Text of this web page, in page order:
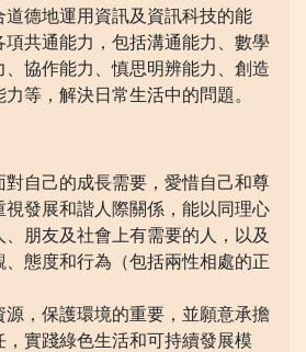
道德地運用資訊及資訊科技的能
項共通能力，包括溝通能力、數學
、協作能力、慎思明辨能力、創造
等，解決日常生活中的問題。
對自己的成長需要，愛惜自己和尊
視發展和諧人際關係，能以同理心
、朋友及社會上有需要的人，以及
、態度和行為（包括兩性相處的正
源，保護環境的重要，並願意承擔
，實踐綠色生活和可持續發展模